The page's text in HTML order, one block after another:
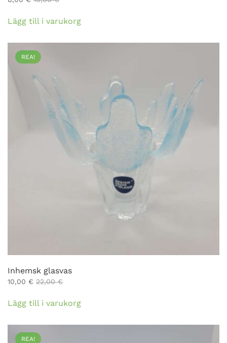
Lägg till i varukorg
REA!
Inhemsk glasvas
10,00 € 22,00€
Lägg till i varukorg
REA!